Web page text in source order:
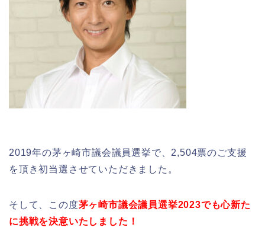
2019年の茅ヶ崎市議会議員選挙で、2,504票のご支援
を頂き初当選させていただきました。
そして、この度茅ヶ崎市議会議員選挙2023でも心新た
に挑戦を決意いたしました！